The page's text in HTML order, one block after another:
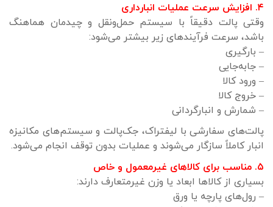
۴. افزایش سرعت عملیات انبارداری
وقتی پالت دقیقاً با سیستم حمل‌ونقل و چیدمان هماهنگ
باشد، سرعت فرآیندهای زیر بیشتر می‌شود:
– بارگیری
– جابه‌جایی
– ورود کالا
– خروج کالا
– شمارش و انبارگردانی
پالت‌های سفارشی با لیفتراک، جک‌پالت و سیستم‌های مکانیزه
انبار کاملاً سازگار می‌شوند و عملیات بدون توقف انجام می‌شود.
۵. مناسب برای کالاهای غیرمعمول و خاص
بسیاری از کالاها ابعاد یا وزن غیرمتعارف دارند:
– رول‌های پارچه یا ورق